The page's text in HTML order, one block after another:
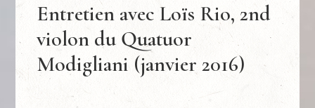
Entretien avec Loïs Rio, 2nd
violon du Quatuor
Modigliani (janvier 2016)